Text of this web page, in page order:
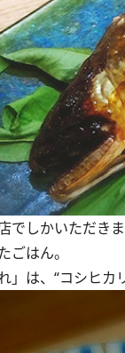
でしかいただきま
はん。
は、“コシヒカ